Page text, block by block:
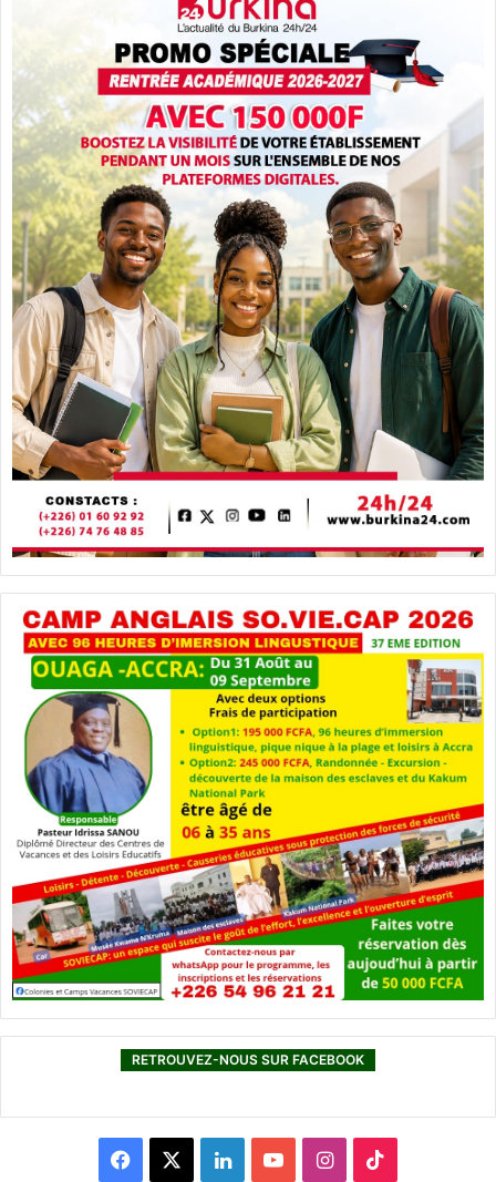
RETROUVEZ-NOUS SUR FACEBOOK
L
I